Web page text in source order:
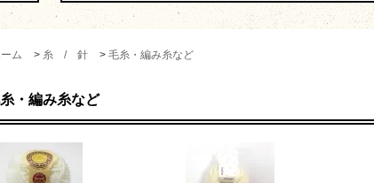
ム > 糸 / 針 > 毛糸・編み糸など
・編み糸など